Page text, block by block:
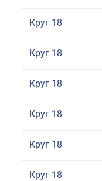
Круг 18
Круг 18
Круг 18
Круг 18
Круг 18
Круг 18